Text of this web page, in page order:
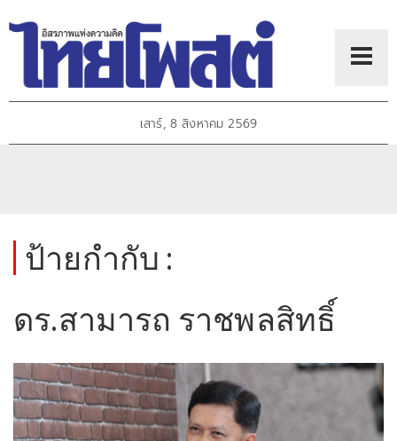
เสาร์, 8 สิงหาคม 2569
ป้ายกำกับ :
ดร.สามารถ ราชพลสิทธิ์